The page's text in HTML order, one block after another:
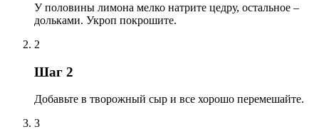
У половины лимона мелко натрите цедру, остальное –
дольками. Укроп покрошите.
2
Шаг 2
Добавьте в творожный сыр и все хорошо перемешайте.
3